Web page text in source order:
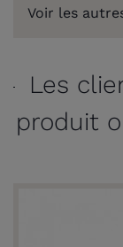
Voir les
Les
produit